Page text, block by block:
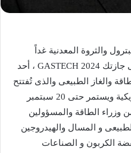
والثروة المعدنية غداً
الثلاثاء في فعاليات المؤتمر العالمى جازتك 2024 GASTECH ، أحد
والغاز الطبيعى والذى تُفتتح
اعماله غداً في مدينة هيوستن الأمريكية ويستمر حتى 20 سبتمبر
وزراء الطاقة والمسؤولين
و المسال والهيدروجين
الكربون و الصناعات